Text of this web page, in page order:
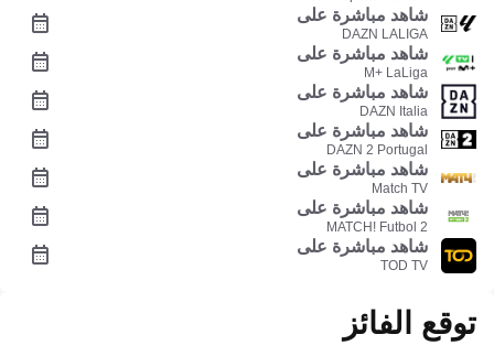
شاهد مباشرة على
DAZN LALIGA
شاهد مباشرة على
M+ LaLiga
شاهد مباشرة على
DAZN Italia
شاهد مباشرة على
DAZN 2 Portugal
شاهد مباشرة على
Match TV
شاهد مباشرة على
MATCH! Futbol 2
شاهد مباشرة على
TOD TV
توقع الفائز